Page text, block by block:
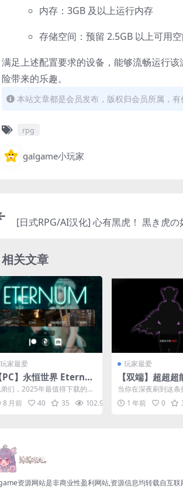
内存：3GB 及以上运行内存
存储空间：预留 2.5GB 以上可用
满足上述配置要求的设备，能够流畅运行
险带来的乐趣。
本站文章都是会员发布，版权归会员所属，
rpg
galgame小玩家
[日式RPG/AI汉化] 心有黑虎！ 黒き虎の
相关文章
玩家最爱
PC】永恒世界 Eternu
0.8.6 全新BGM版：顶
建模×沉浸式剧情×海量
新
弟们，2025年最值得下载的视
小说神作来了！《永恒世界 Et
》0....
8 月前 40 35 102.9K 0
玩家最爱
【双端】超超
ower 重制版
沙盒后宫+官方
兵内容更新
当你在深夜刷到这
运的齿轮已经开始
集沙盒探索、高自由
1 年前 0
资源网站是非商业性盈利网站,资源信息均转载自互